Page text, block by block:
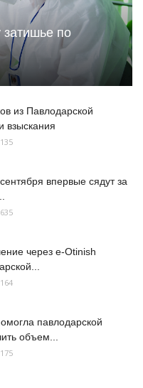
по
из Павлодарской
взыскания
135
впервые сядут за
635
через e-Otinish
164
павлодарской
объем...
175